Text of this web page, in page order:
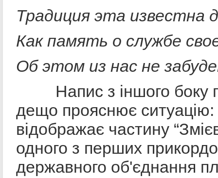
Традиция эта известна
Как память о службе
Об этом из нас не
Напис з іншого боку
дещо прояснює ситуацію:
відображає частину
одного з перших
державного об'єднання